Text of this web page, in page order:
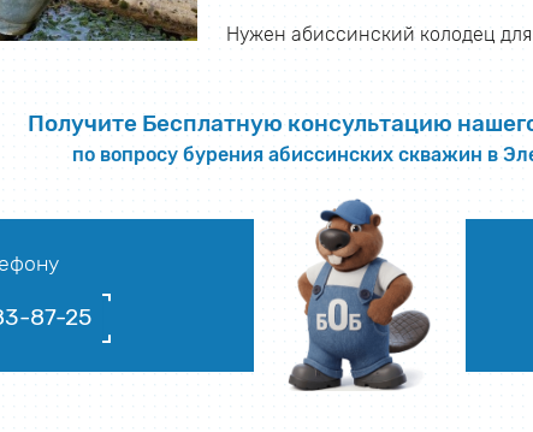
Нужен абиссинский колодец
Получите Бесплатную консультацию
по вопросу бурения абиссинских скважин в
87-25